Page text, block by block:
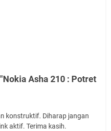
Asha 210 : Potret
konstruktif. Diharap jangan
aktif. Terima kasih.